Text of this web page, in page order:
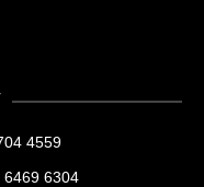
4559
6469 6304